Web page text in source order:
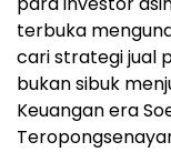
terbuka
cari strategi jual
bukan sibuk
Keuangan era